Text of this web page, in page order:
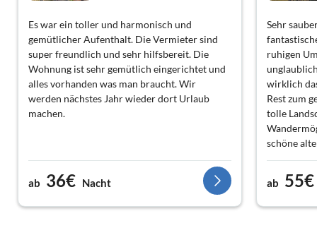
Es war ein toller und harmonisch und
gemütlicher Aufenthalt. Die Vermieter sind
super freundlich und sehr hilfsbereit. Die
Wohnung ist sehr gemütlich eingerichtet und
alles vorhanden was man braucht. Wir
werden nächstes Jahr wieder dort Urlaub
machen.
ab 36€ Nacht
Sehr
ruhigen
wirklich
Rest zum
tolle
schöne
ab 55€